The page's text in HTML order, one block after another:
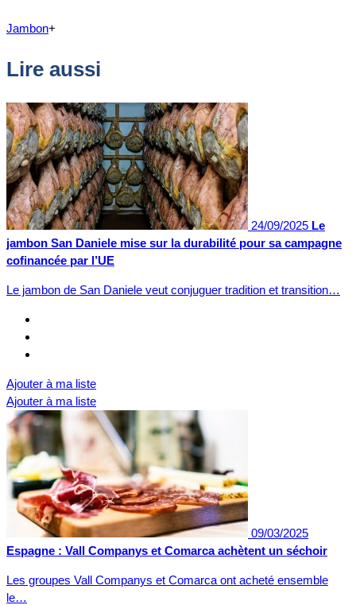
Jambon+
Lire aussi
24/09/2025 Le
jambon San Daniele mise sur la durabilité pour sa campagne
cofinancée par l’UE
Le jambon de San Daniele veut conjuguer tradition et transition…
Ajouter à ma liste
Ajouter à ma liste
09/03/2025
Espagne : Vall Companys et Comarca achètent un séchoir
Les groupes Vall Companys et Comarca ont acheté ensemble
le…